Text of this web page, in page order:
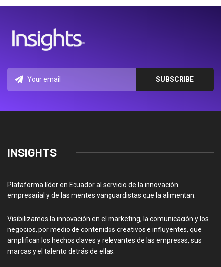
INSIGHTS
Plataforma líder en Ecuador al servicio de la innovación
empresarial y de las mentes vanguardistas que la alimentan.
Visibilizamos la innovación en el marketing, la comunicación y los
negocios, por medio de contenidos creativos e influyentes, que
amplifican los hechos claves y relevantes de las empresas, sus
marcas y el talento detrás de ellas.